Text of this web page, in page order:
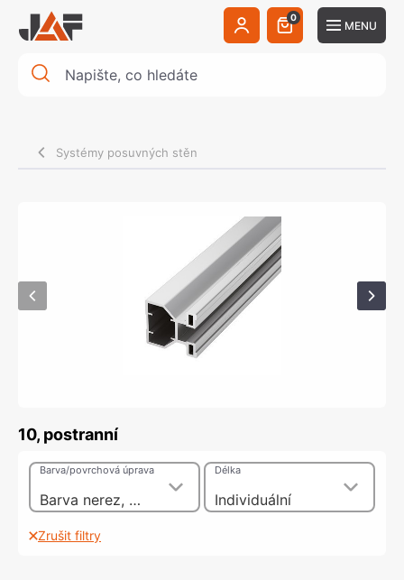
0
MENU
Systémy posuvných stěn
10, postranní
Barva nerez, elox
Barva/povrchová úprava
Individuální
Délka
Zrušit filtry